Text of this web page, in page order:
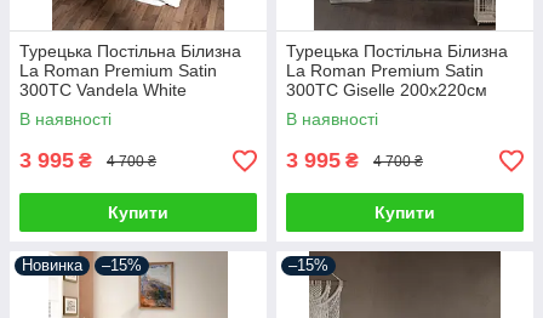
Турецька Постільна Білизна
La Roman Premium Satin
300TC Vandela White
200х220см
В наявності
3 995 ₴ 4 700 ₴
Купити
Турецька Постільна Білизна
La Roman Premium Satin
300TC Giselle 200х220см
В наявності
3 995 ₴ 4 700 ₴
Купити
Новинка –15% –15%